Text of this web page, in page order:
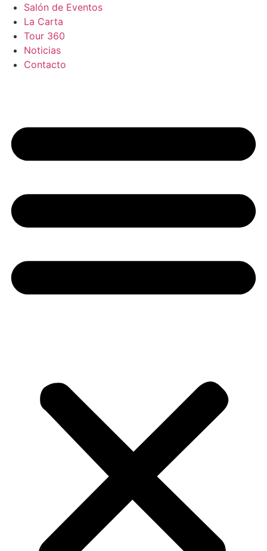
Salón de Eventos
La Carta
Tour 360
Noticias
Contacto